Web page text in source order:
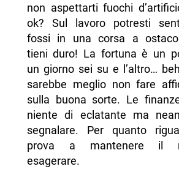
non aspettarti fuochi
ok? Sul lavoro potresti
fossi in una corsa a
tieni duro! La fortuna è un
un giorno sei su e l’altro…
sarebbe meglio non fare
sulla buona sorte. Le
niente di eclatante ma
segnalare. Per quanto
prova a mantenere il
esagerare.